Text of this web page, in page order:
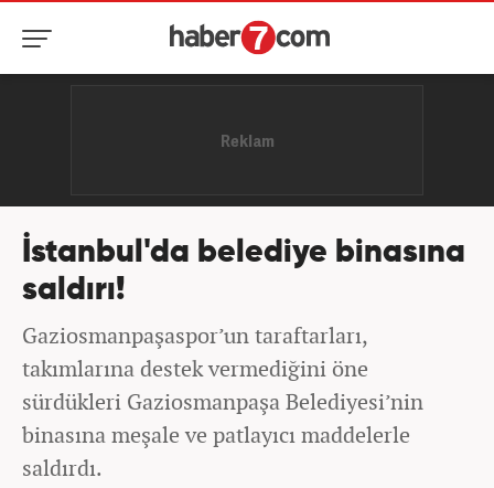
İstanbul'da belediye binasına
saldırı!
Gaziosmanpaşaspor’un taraftarları,
takımlarına destek vermediğini öne
sürdükleri Gaziosmanpaşa Belediyesi’nin
binasına meşale ve patlayıcı maddelerle
saldırdı.